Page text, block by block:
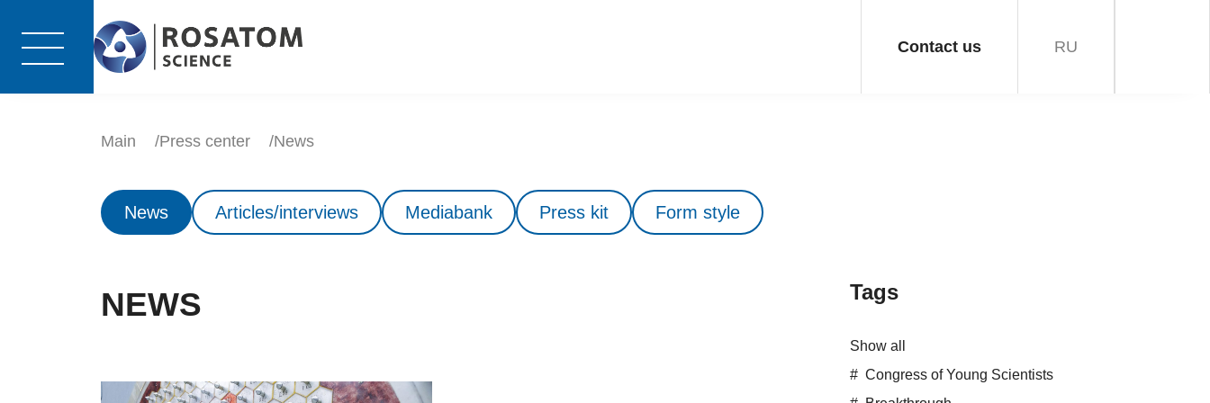
Contact us RU
Main Press center News
News Articles/interviews Mediabank Press kit Form style
NEWS Tags
Show all
Congress of Young Scientists